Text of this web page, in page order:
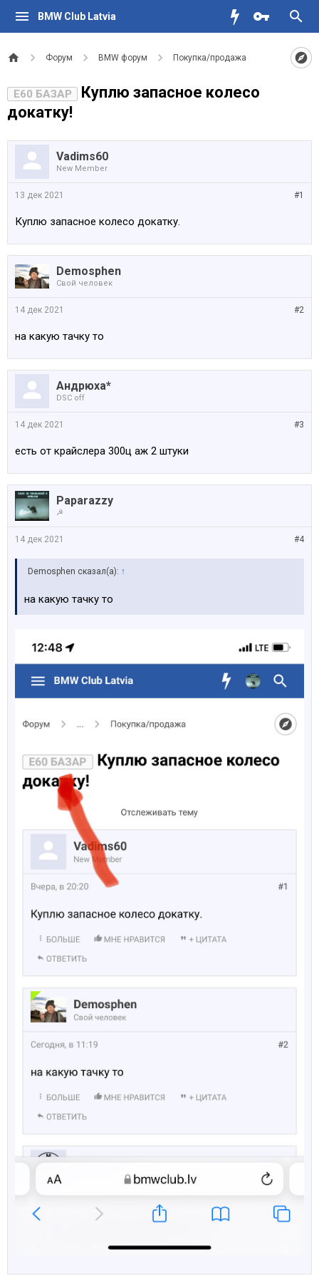
BMW Club Latvia
Форум BMW форум Покупка/продажа
E60 БАЗАР
Куплю запасное колесо
докатку!
Vadims60
New Member
#1
13 дек 2021
Куплю запасное колесо докатку.
Demosphen
Свой человек
#2
14 дек 2021
на какую тачку то
Андрюха*
DSC off
#3
14 дек 2021
есть от крайслера 300ц аж 2 штуки
Paparazzy
☭
#4
14 дек 2021
Demosphen сказал(а): ↑
на какую тачку то